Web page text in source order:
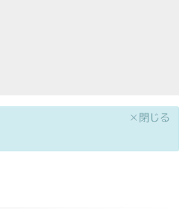
×閉じる